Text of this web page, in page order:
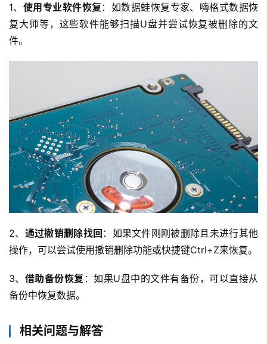
云
计
算
帮
中
1、 使用专业软件恢复 ：如数据蛙恢复专家、嗨格式数据恢
复大师等，这些软件能够扫描U盘并尝试恢复被删除的文
件。
2、 通过撤销删除找回 ：如果文件刚刚被删除且未进行其他
操作，可以尝试使用撤销删除功能或快捷键Ctrl+Z来恢复。
3、 借助备份恢复 ：如果U盘中的文件有备份，可以直接从
备份中恢复数据。
相关问题与解答